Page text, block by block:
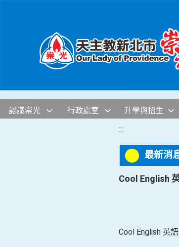
認識崇光 行政處室 升學與招生
:::
最新消
Cool English
Cool English 英